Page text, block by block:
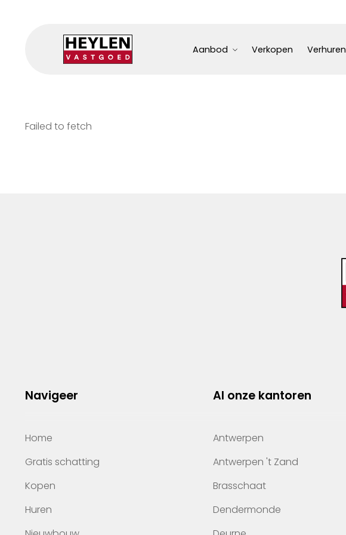
Aanbod Verkopen Verhuren
Failed to fetch
Navigeer
Home
Gratis schatting
Kopen
Huren
Al onze kantoren
Antwerpen
Antwerpen 't Zand
Brasschaat
Dendermonde